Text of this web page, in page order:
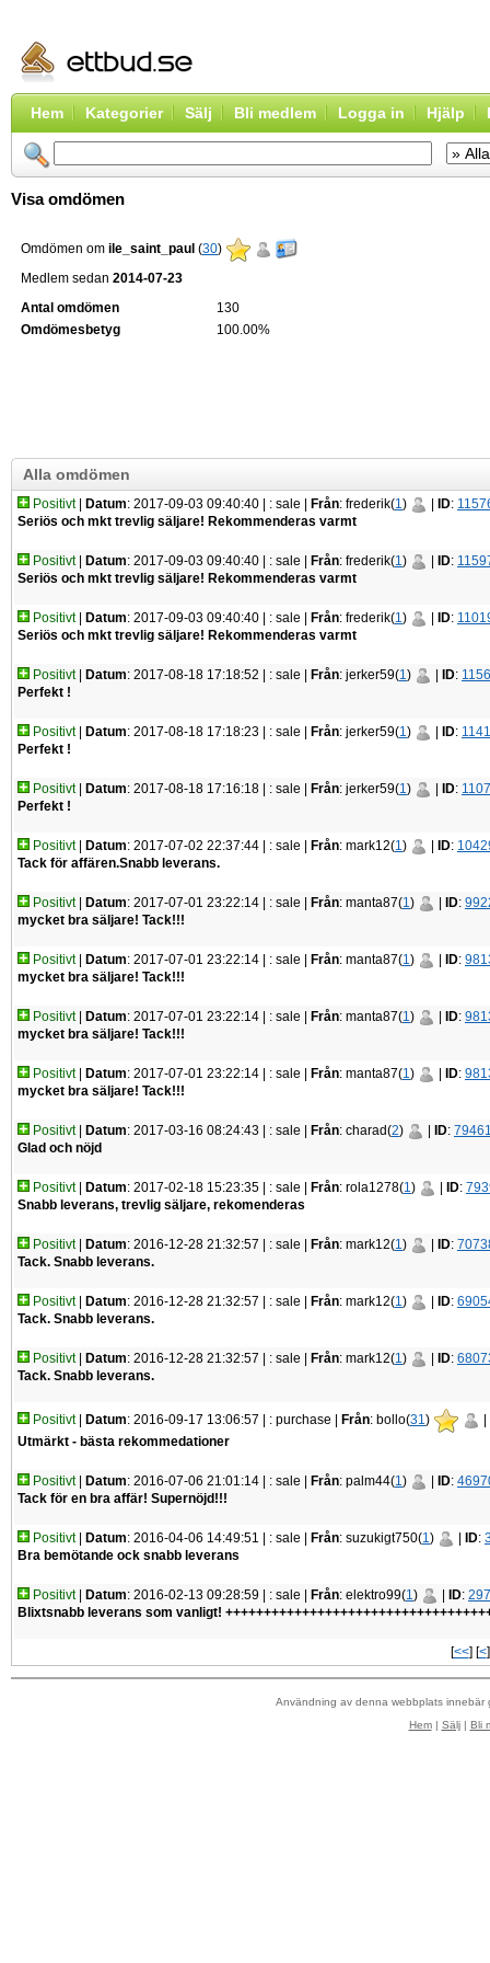
Hem Kategorier Sälj Bli medlem Logga in Hjälp
Visa omdömen
Omdömen om ile_saint_paul (30)
Medlem sedan 2014-07-23
Antal omdömen
130
Omdömesbetyg
100.00%
Alla omdömen
Positivt| Datum: 2017-09-03 09:40:40 | : sale | Från: frederik(1) ID:
Seriös och mkt trevlig säljare! Rekommenderas varmt
Positivt| Datum: 2017-09-03 09:40:40 | : sale | Från: frederik(1) ID:
Seriös och mkt trevlig säljare! Rekommenderas varmt
Positivt| Datum: 2017-09-03 09:40:40 | : sale | Från: frederik(1) ID:
Seriös och mkt trevlig säljare! Rekommenderas varmt
Positivt| Datum: 2017-08-18 17:18:52 | : sale | Från: jerker59(1) ID:
Perfekt !
Positivt| Datum: 2017-08-18 17:18:23 | : sale | Från: jerker59(1) ID:
Perfekt !
Positivt| Datum: 2017-08-18 17:16:18 | : sale | Från: jerker59(1) ID:
Perfekt !
Positivt| Datum: 2017-07-02 22:37:44 | : sale | Från: mark12(1) ID:
Tack för affären.Snabb leverans.
Positivt| Datum: 2017-07-01 23:22:14 | : sale | Från: manta87(1) ID:
mycket bra säljare! Tack!!!
Positivt| Datum: 2017-07-01 23:22:14 | : sale | Från: manta87(1) ID:
mycket bra säljare! Tack!!!
Positivt| Datum: 2017-07-01 23:22:14 | : sale | Från: manta87(1) ID:
mycket bra säljare! Tack!!!
Positivt| Datum: 2017-07-01 23:22:14 | : sale | Från: manta87(1) ID:
mycket bra säljare! Tack!!!
Positivt| Datum: 2017-03-16 08:24:43 | : sale | Från: charad(2) ID:
Glad och nöjd
Positivt| Datum: 2017-02-18 15:23:35 | : sale | Från: rola1278(1) ID:
Snabb leverans, trevlig säljare, rekomenderas
Positivt| Datum: 2016-12-28 21:32:57 | : sale | Från: mark12(1) ID:
Tack. Snabb leverans.
Positivt| Datum: 2016-12-28 21:32:57 | : sale | Från: mark12(1) ID:
Tack. Snabb leverans.
Positivt| Datum: 2016-12-28 21:32:57 | : sale | Från: mark12(1) ID:
Tack. Snabb leverans.
Positivt| Datum: 2016-09-17 13:06:57 | : purchase | Från: bollo(31)
Utmärkt - bästa rekommedationer
Positivt| Datum: 2016-07-06 21:01:14 | : sale | Från: palm44(1) ID:
Tack för en bra affär! Supernöjd!!!
Positivt| Datum: 2016-04-06 14:49:51 | : sale | Från: suzukigt750(1) ID:
Bra bemötande ock snabb leverans
Positivt| Datum: 2016-02-13 09:28:59 | : sale | Från: elektro99(1) ID:
Blixtsnabb leverans som vanligt!
[<<] [<
Användning av denna webbplats
Hem| Sälj| Bli